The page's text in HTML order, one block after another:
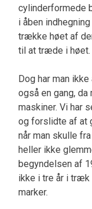
cylinderformede
i åben
trække høet af
til at træde i høet.
Dog har man
også en gang,
maskiner. Vi har
og forslidte af at
når man skulle
heller ikke
begyndelsen af
ikke i tre år i træk
marker.